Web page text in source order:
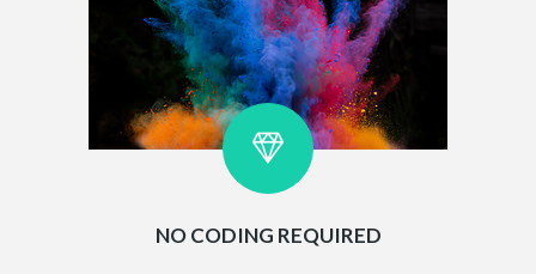
NO CODING REQUIRED